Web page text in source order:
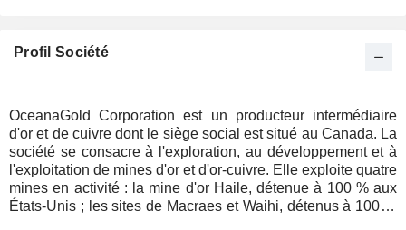
Mexique
0,02%
Italie
0,01%
Espagne
0,01%
Hong Kong
0,01%
Profil Société
OceanaGold Corporation est un producteur intermédiaire
d'or et de cuivre dont le siège social est situé au Canada. La
société se consacre à l'exploration, au développement et à
l'exploitation de mines d'or et d'or-cuivre. Elle exploite quatre
mines en activité : la mine d'or Haile, détenue à 100 % aux
États-Unis ; les sites de Macraes et Waihi, détenus à 100 %